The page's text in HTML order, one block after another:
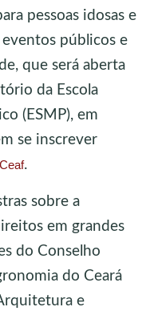
pessoas idosas e
públicos e
que será aberta
da Escola
(ESMP), em
se inscrever
.
sobre a
em grandes
do Conselho
do Ceará
e